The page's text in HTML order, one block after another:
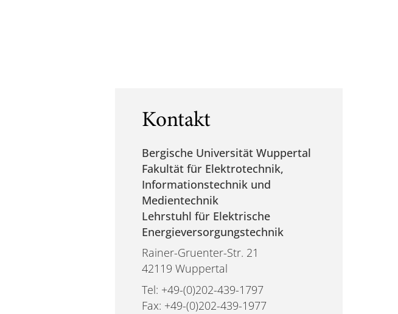
Kontakt
Bergische Universität Wuppertal
Fakultät für Elektrotechnik,
Informationstechnik und
Medientechnik
Lehrstuhl für Elektrische
Energieversorgungstechnik
Rainer-Gruenter-Str. 21
42119 Wuppertal
Tel: +49-(0)202-439-1797
Fax: +49-(0)202-439-1977